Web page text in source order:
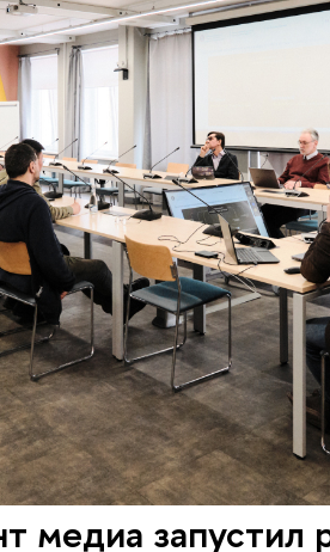
медиа запустил